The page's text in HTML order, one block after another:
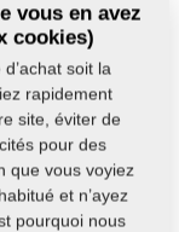
vous en avez
cookies)
soit la
rapidement
site, éviter de
pour des
que vous voyiez
et n’ayez
pourquoi nous